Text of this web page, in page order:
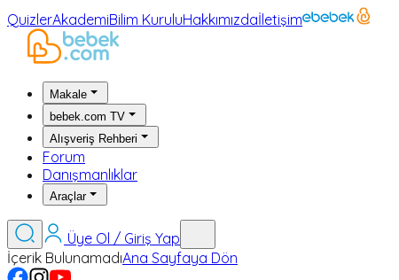
QuizlerAkademiBilim KuruluHakkımızdaİletişim
Makale
bebek.com TV
Alışveriş Rehberi
Forum
Danışmanlıklar
Araçlar
Üye Ol / Giriş Yap
İçerik BulunamadıAna Sayfaya Dön